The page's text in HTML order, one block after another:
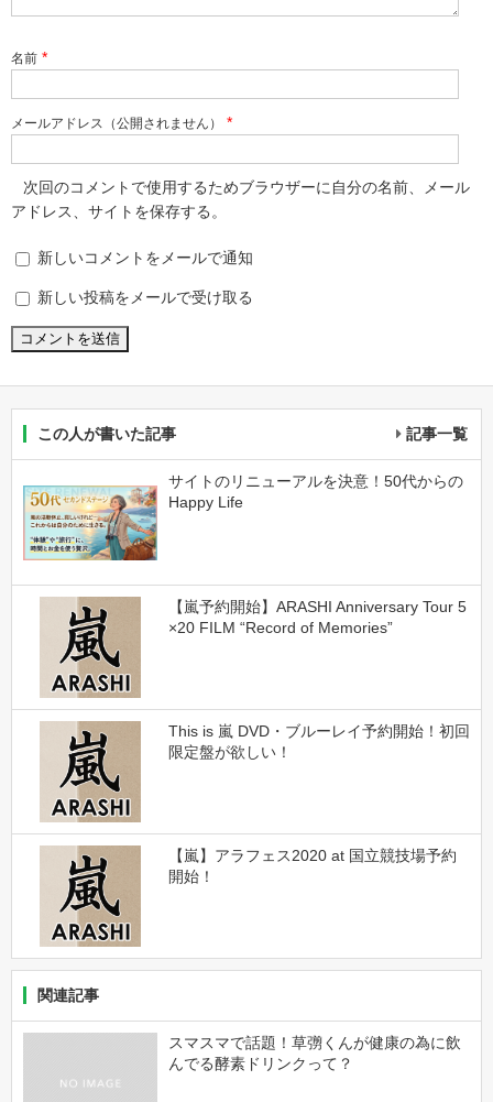
名前 *
メールアドレス（公開されません） *
次回のコメントで使用するためブラウザーに自分の名前、メール
アドレス、サイトを保存する。
新しいコメントをメールで通知
新しい投稿をメールで受け取る
この人が書いた記事 記事一覧
サイトのリニューアルを決意！50代からの
Happy Life
【嵐予約開始】ARASHI Anniversary Tour 5
×20 FILM “Record of Memories”
This is 嵐 DVD・ブルーレイ予約開始！初回
限定盤が欲しい！
【嵐】アラフェス2020 at 国立競技場予約
開始！
関連記事
スマスマで話題！草彅くんが健康の為に飲
んでる酵素ドリンクって？